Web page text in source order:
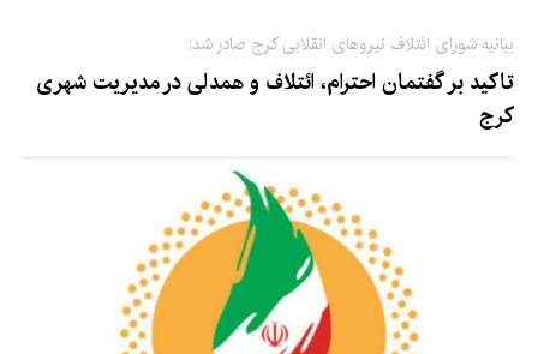
بیانیه شورای ائتلاف نیروهای انقلابی کرج صادر شد:
تاکید بر گفتمان احترام، ائتلاف و همدلی در مدیریت شهری
کرج